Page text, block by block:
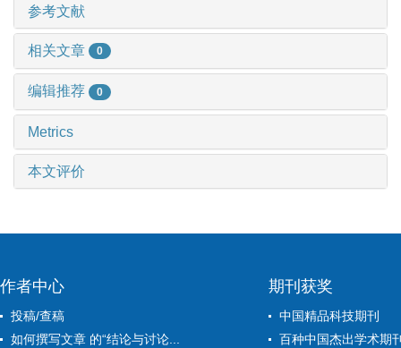
参考文献
相关文章 0
编辑推荐 0
Metrics
本文评价
作者中心
投稿/查稿
如何撰写文章 的“结论与讨论...
期刊获奖
中国精品科技期刊
百种中国杰出学术期